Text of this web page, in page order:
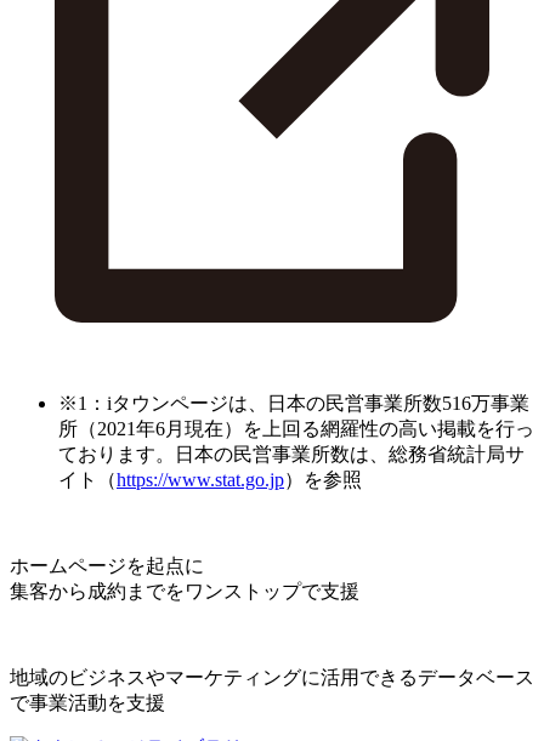
※1：iタウンページは、日本の民営事業所数516万事業
所（2021年6月現在）を上回る網羅性の高い掲載を行っ
ております。日本の民営事業所数は、総務省統計局サ
イト（https://www.stat.go.jp）を参照
ホームページを起点に
集客から成約までをワンストップで支援
地域のビジネスやマーケティングに活用できるデータベース
で事業活動を支援